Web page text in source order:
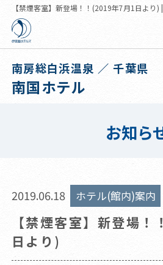
【禁煙客室】新登場！！(2019年7月1日より)
南房総白浜温泉 ／ 千葉県
南国ホテル
お知ら
2019.06.18 ホテル(館内)案内
【禁煙客室】新登場
日より)